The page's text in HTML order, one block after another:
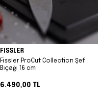
FISSLER
Fissler ProCut Collection Şef
Bıçağı 16 cm
6.490,00 TL